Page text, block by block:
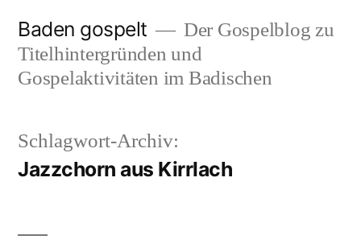
Inhalt
springen
Baden gospelt
Der Gospelblog zu
Titelhintergründen und
Gospelaktivitäten im Badischen
Schlagwort-Archiv:
Jazzchorn aus Kirrlach